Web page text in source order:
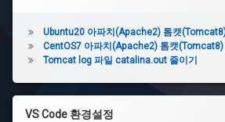
Ubuntu20 아파치(Apache2) 톰캣
CentOS7 아파치(Apache2) 톰캣(Tomcat8)
Tomcat log 파일 catalina.out 줄이기
VS Code 환경설정